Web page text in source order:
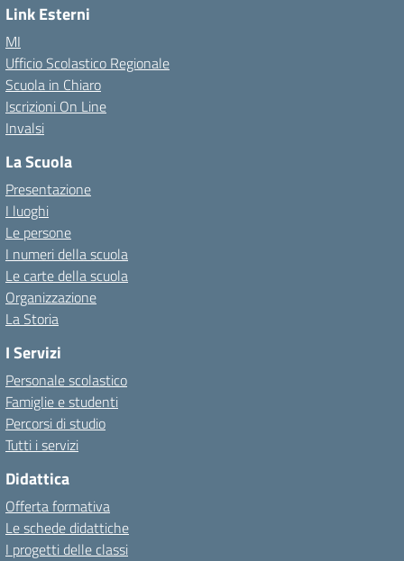
Link Esterni
MI
Ufficio Scolastico Regionale
Scuola in Chiaro
Iscrizioni On Line
Invalsi
La Scuola
Presentazione
I luoghi
Le persone
I numeri della scuola
Le carte della scuola
Organizzazione
La Storia
I Servizi
Personale scolastico
Famiglie e studenti
Percorsi di studio
Tutti i servizi
Didattica
Offerta formativa
Le schede didattiche
I progetti delle classi